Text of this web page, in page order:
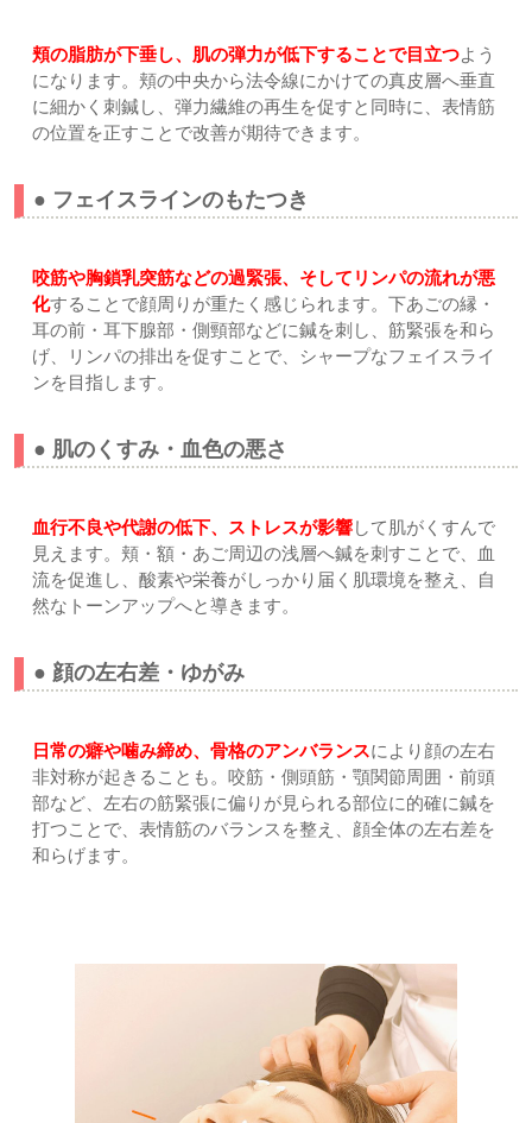
頬の脂肪が下垂し、肌の弾力が低下することで目立つよう
になります。頬の中央から法令線にかけての真皮層へ垂直
に細かく刺鍼し、弾力繊維の再生を促すと同時に、表情筋
の位置を正すことで改善が期待できます。
● フェイスラインのもたつき
咬筋や胸鎖乳突筋などの過緊張、そしてリンパの流れが悪
化することで顔周りが重たく感じられます。下あごの縁・
耳の前・耳下腺部・側頸部などに鍼を刺し、筋緊張を和ら
げ、リンパの排出を促すことで、シャープなフェイスライ
ンを目指します。
● 肌のくすみ・血色の悪さ
血行不良や代謝の低下、ストレスが影響して肌がくすんで
見えます。頬・額・あご周辺の浅層へ鍼を刺すことで、血
流を促進し、酸素や栄養がしっかり届く肌環境を整え、自
然なトーンアップへと導きます。
● 顔の左右差・ゆがみ
日常の癖や噛み締め、骨格のアンバランスにより顔の左右
非対称が起きることも。咬筋・側頭筋・顎関節周囲・前頭
部など、左右の筋緊張に偏りが見られる部位に的確に鍼を
打つことで、表情筋のバランスを整え、顔全体の左右差を
和らげます。